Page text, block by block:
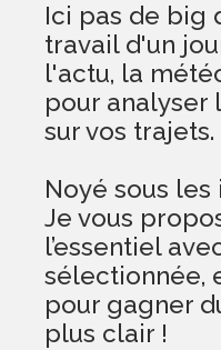
Ici pas de big
travail d'un
l'actu, la
pour analyser
sur vos trajets.
Noyé sous
Je vous
l’essentiel
sélectionnée,
pour gagner
plus clair !